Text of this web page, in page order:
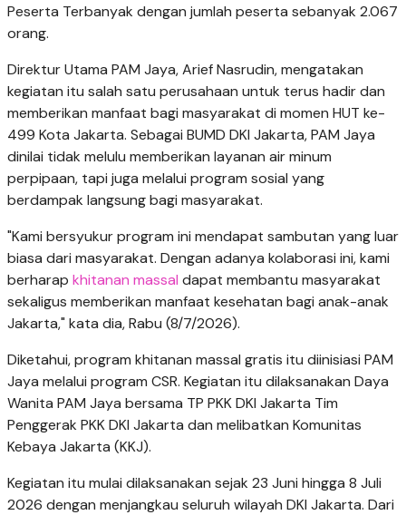
Peserta Terbanyak dengan jumlah peserta sebanyak 2.067
orang.
Direktur Utama PAM Jaya, Arief Nasrudin, mengatakan
kegiatan itu salah satu perusahaan untuk terus hadir dan
memberikan manfaat bagi masyarakat di momen HUT ke-
499 Kota Jakarta. Sebagai BUMD DKI Jakarta, PAM Jaya
dinilai tidak melulu memberikan layanan air minum
perpipaan, tapi juga melalui program sosial yang
berdampak langsung bagi masyarakat.
"Kami bersyukur program ini mendapat sambutan yang luar
biasa dari masyarakat. Dengan adanya kolaborasi ini, kami
berharap khitanan massal dapat membantu masyarakat
sekaligus memberikan manfaat kesehatan bagi anak-anak
Jakarta," kata dia, Rabu (8/7/2026).
Diketahui, program khitanan massal gratis itu diinisiasi PAM
Jaya melalui program CSR. Kegiatan itu dilaksanakan Daya
Wanita PAM Jaya bersama TP PKK DKI Jakarta Tim
Penggerak PKK DKI Jakarta dan melibatkan Komunitas
Kebaya Jakarta (KKJ).
Kegiatan itu mulai dilaksanakan sejak 23 Juni hingga 8 Juli
2026 dengan menjangkau seluruh wilayah DKI Jakarta. Dari